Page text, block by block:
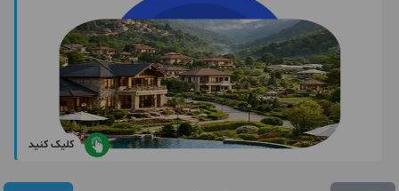
کلیک کنید